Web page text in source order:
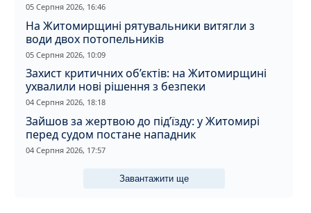
05 Серпня 2026, 16:46
На Житомирщині рятувальники витягли з
води двох потопельників
05 Серпня 2026, 10:09
Захист критичних об’єктів: на Житомирщині
ухвалили нові рішення з безпеки
04 Серпня 2026, 18:18
Зайшов за жертвою до під’їзду: у Житомирі
перед судом постане нападник
04 Серпня 2026, 17:57
Завантажити ще